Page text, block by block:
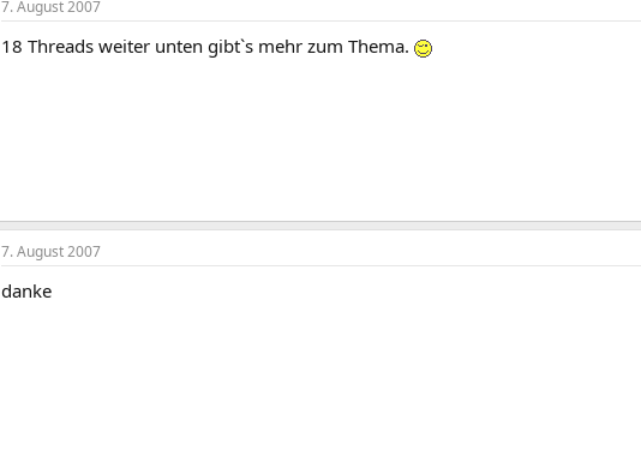
7. August 2007
18 Threads weiter unten gibt`s mehr zum Thema.
7. August 2007
danke